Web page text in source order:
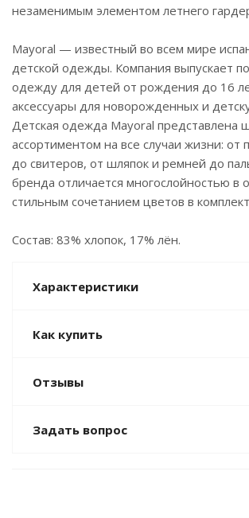
незаменимым элементом летнего
Mayoral — известный во всем мире
детской одежды. Компания выпускает
одежду для детей от рождения до 16
аксессуары для новорожденных и
Детская одежда Mayoral представлена
ассортиментом на все случаи жизни:
до свитеров, от шляпок и ремней до
бренда отличается многослойностью в
стильным сочетанием цветов в
Состав: 83% хлопок, 17% лён.
Характеристики
Как купить
Отзывы
Задать вопрос